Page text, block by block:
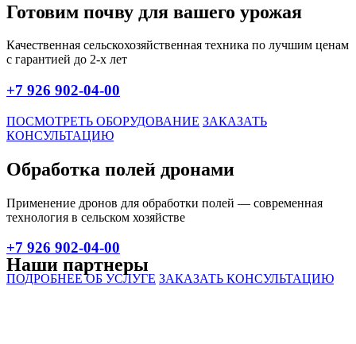
Готовим почву для вашего урожая
Качественная сельскохозяйственная техника по лучшим ценам
с гарантией до 2-х лет
+7 926 902-04-00
ПОСМОТРЕТЬ ОБОРУДОВАНИЕ ЗАКАЗАТЬ
КОНСУЛЬТАЦИЮ
Обработка полей дронами
Применение дронов для обработки полей — современная
технология в сельском хозяйстве
+7 926 902-04-00
ПОДРОБНЕЕ ОБ УСЛУГЕ ЗАКАЗАТЬ КОНСУЛЬТАЦИЮ
Наши партнеры